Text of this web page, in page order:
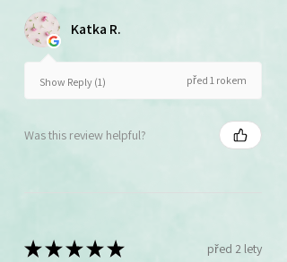
Katka R.
Show Reply (1) před 1 rokem
Was this review helpful?
★★★★★ před 2 lety